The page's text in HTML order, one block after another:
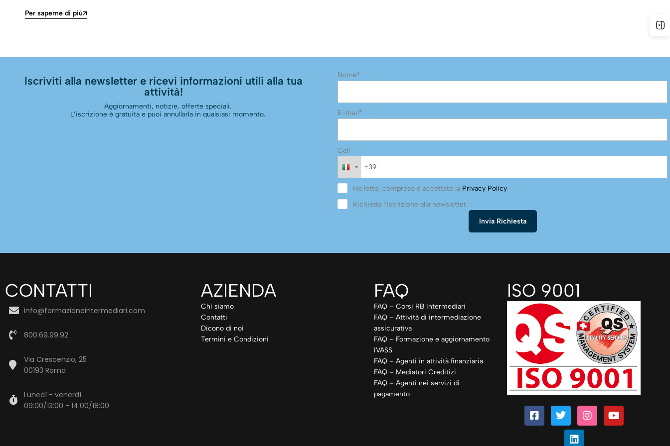
Per saperne di più
Iscriviti alla newsletter e ricevi informazioni utili alla tua
attività!
Aggiornamenti, notizie, offerte speciali.
L’iscrizione è gratuita e puoi annullarla in qualsiasi momento.
Nome*
E-mail*
Cell
Ho letto, compreso e accettato la Privacy Policy.
Richiedo l’iscrizione alla newsletter.
CONTATTI
info@formazioneintermediari.com
800.69.99.92
Via Crescenzio, 25
00193 Roma
Lunedì - venerdì
09:00/13:00 - 14:00/18:00
AZIENDA
Chi siamo
Contatti
Dicono di noi
Termini e Condizioni
FAQ
FAQ – Corsi RB Intermediari
FAQ – Attività di intermediazione
assicurativa
FAQ – Formazione e aggiornamento
IVASS
FAQ – Agenti in attività finanziaria
FAQ – Mediatori Creditizi
FAQ – Agenti nei servizi di
pagamento
ISO 9001